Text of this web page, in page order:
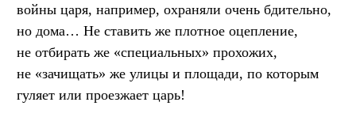
войны царя, например, охраняли очень бдительно,
но дома… Не ставить же плотное оцепление,
не отбирать же «специальных» прохожих,
не «зачищать» же улицы и площади, по которым
гуляет или проезжает царь!